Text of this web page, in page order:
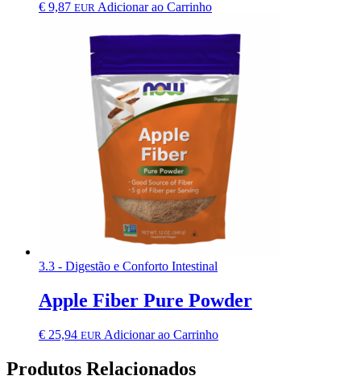
€ 9,87 EUR Adicionar ao Carrinho
3.3 - Digestão e Conforto Intestinal
Apple Fiber Pure Powder
€ 25,94 EUR Adicionar ao Carrinho
Produtos Relacionados